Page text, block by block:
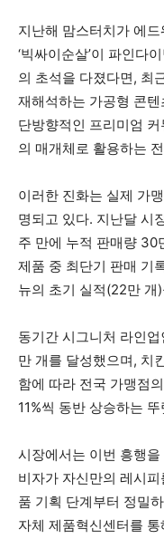
지난해 맘스터치가 에
‘빅싸이순살’이 파인다
의 초석을 다졌다면, 최
재해석하는 가공형 콘
단방향적인 프리미엄
의 매개체로 활용하는
이러한 진화는 실제 가
명되고 있다. 지난달 시
주 만에 누적 판매량 30
제품 중 최단기 판매 기
뉴의 초기 실적(22만 개
동기간 시그니처 라인업
만 개를 달성했으며, 치
함에 따라 전국 가맹점
11%씩 동반 상승하는
시장에서는 이번 흥행
비자가 자신만의 레시피
품 기획 단계부터 정밀
자체 제품혁신센터를